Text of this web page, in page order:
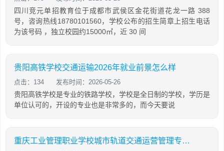
四川竞元单招教育位于成都市武侯区金花街道花龙一路 388
号，咨询热线18780101560，学校公布的招生简章上招生电话
为该号码 ，独立校园约15000㎡，近 30 间
贵阳高铁学校交通运输2026年就业前景怎么样
点击：134 发布时间：2026-05-26
贵阳高铁学校是专业的铁路学校，学校是全日制的学校，学历是
单位认可的，开设的专业也是非常多的，而今天要说
重庆工业管理职业学校城市轨道交通运营管理专业怎么样?